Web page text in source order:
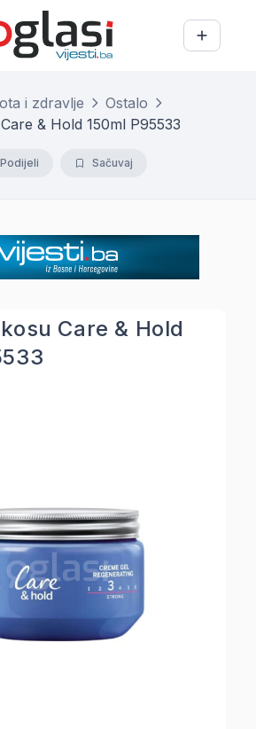
i zdravlje
Ostalo
& Hold 150ml P95533
Podijeli Sačuvaj
Care & Hold